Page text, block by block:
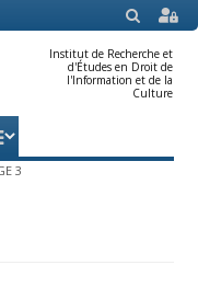
SEARCH
Institut de Recherche et
d'Études en Droit de
l'Information et de la
Culture
3